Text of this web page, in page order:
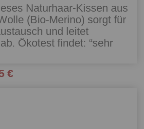
Naturhaar-Kissen aus
(Bio-Merino) sorgt für
und leitet
Ökotest findet: “sehr
€